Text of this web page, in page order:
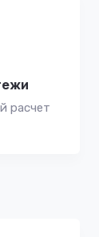
расчет